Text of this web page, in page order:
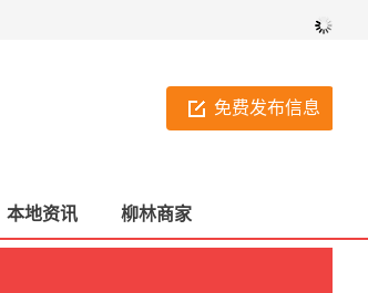
免费发布信息
本地资讯 柳林商家